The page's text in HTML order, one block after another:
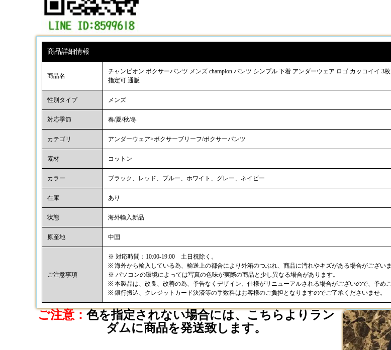
商品詳細情報
商品名
チャンピオン ボクサーパンツ メンズ champion パンツ シンプル 下着 アンダーウェア ロゴ カッコイイ 3
指定可 通販
性別タイプ メンズ
対応季節 春/夏/秋/冬
カテゴリ アンダーウェア>ボクサーブリーフ/ボクサーパンツ
素材 コットン
カラー ブラック、レッド、ブルー、ホワイト、グレー、ネイビー
在庫 あり
状態 海外輸入新品
原産地 中国
ご注意事項
※ 対応時間：10:00-19:00 土日祝除く。
※ 海外から輸入している為、輸送上の都合により外箱のつぶれ、商品に汚れやキズがある場合がござい
※ パソコンの環境によっては写真の色味が実際の商品と少し異なる場合があります。
※ 本製品は、改良、改善の為、予告なくデザイン、仕様がリニューアルされる場合がございので、予め
※ 銀行振込、クレジットカード決済等の手数料はお客様のご負担となりますのでご了承くださいませ。
ご注意： 色を指定されない場合には、こちらよりラン
ダムに商品を発送致します。